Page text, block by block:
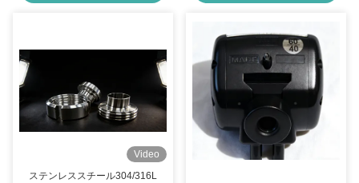
Video
ステンレススチール304/316L